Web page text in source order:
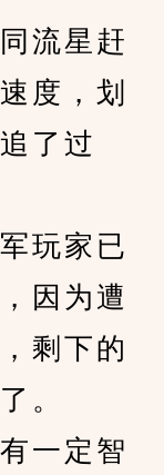
流星赶
度，划
了过
玩家已
因为遭
剩下的
。
一定智